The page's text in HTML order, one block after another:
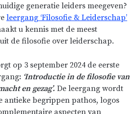
generatie leiders meegeven?
leergang ‘Filosofie & Leiderschap’
u kennis met de meest
de filosofie over leiderschap.
op 3 september 2024 de eerste
: ‘Introductie in de filosofie van
en gezag’. De leergang wordt
antieke begrippen pathos, logos
aspecten van